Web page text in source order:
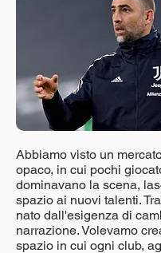
Abbiamo visto un
opaco, in cui pochi
dominavano la scena,
spazio ai nuovi talenti.
nato dall'esigenza di
narrazione. Volevamo
spazio in cui ogni club,